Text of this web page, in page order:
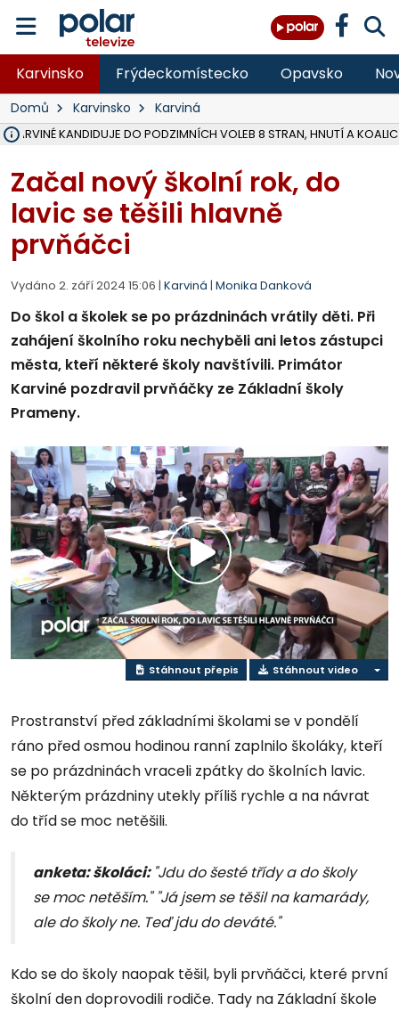
Karvinsko Frýdeckomístecko Opavsko
Domů Karvinsko Karviná
V KARVINÉ KANDIDUJE DO PODZIMNÍCH VOLEB 8 STRAN, HNUTÍ A KOALIC
Začal nový školní rok, do
lavic se těšili hlavně
prvňáčci
Vydáno 2. září 2024 15:06 | Karviná | Monika Danková
Do škol a školek se po prázdninách vrátily děti. Při
zahájení školního roku nechyběli ani letos zástupci
města, kteří některé školy navštívili. Primátor
Karviné pozdravil prvňáčky ze Základní školy
Prameny.
Přehrát
video
Stáhnout přepis Stáhnout video
Prostranství před základními školami se v pondělí
ráno před osmou hodinou ranní zaplnilo školáky, kteří
se po prázdninách vraceli zpátky do školních lavic.
Některým prázdniny utekly příliš rychle a na návrat
do tříd se moc netěšili.
anketa: školáci: "Jdu do šesté třídy a do školy
se moc netěším." "Já jsem se těšil na kamarády,
ale do školy ne. Teď jdu do deváté."
Kdo se do školy naopak těšil, byli prvňáčci, které první
školní den doprovodili rodiče. Tady na Základní škole